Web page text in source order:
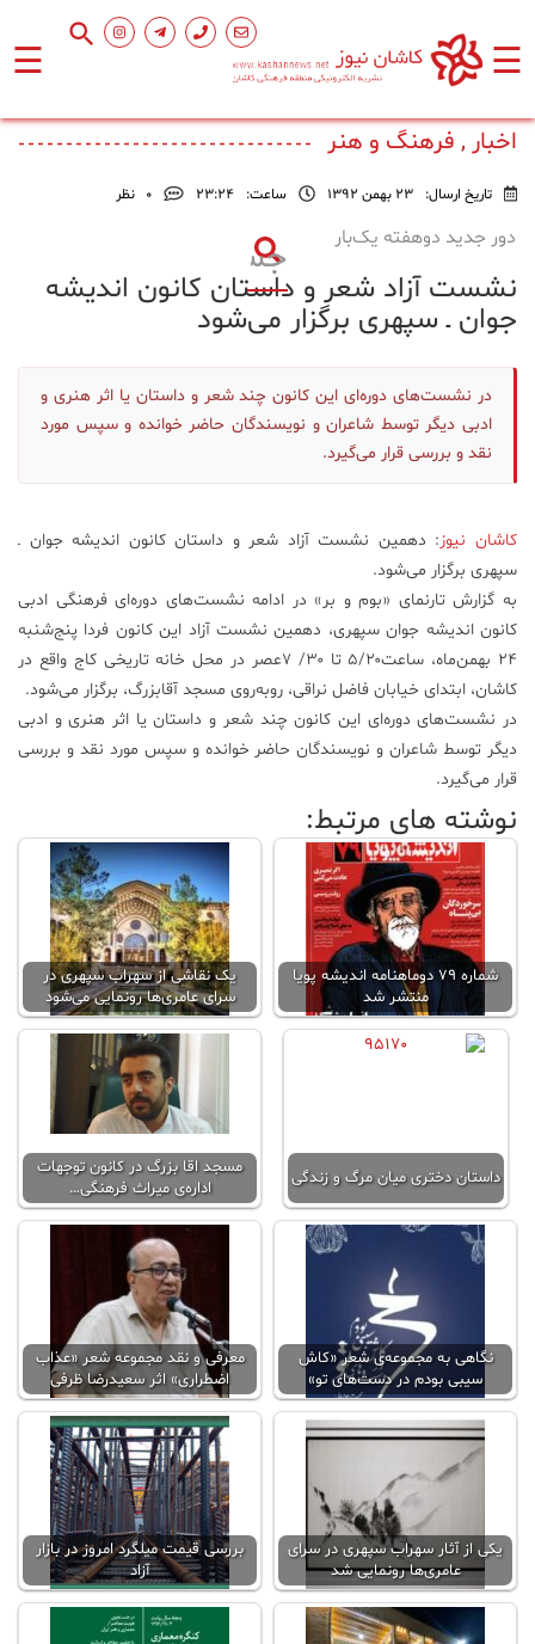
☰ ☰
اصلی
فرهنگ
هنر
ورزشی
محیط
علم
و
فناوری
عکس
پادکست
مجله
فرهنگی
هنری
اخبار , فرهنگ و هنر
تاریخ ارسال: 23 بهمن 1392 ساعت: ۲۳:۲۴ 0 نظر
دور جدید دوهفته یک‌بار
نشست آزاد شعر و داستان کانون اندیشه
جوان ـ سپهری برگزار می‌شود
در نشست‌های دوره‌ای این کانون چند شعر و داستان یا اثر هنری و
ادبی دیگر توسط شاعران و نویسندگان حاضر خوانده و سپس مورد
نقد و بررسی قرار می‌گیرد.
کاشان نیوز : دهمین نشست آزاد شعر و داستان کانون اندیشه جوان ـ
سپهری برگزار می‌شود.
به گزارش تارنمای «بوم و بر» در ادامه نشست‌های دوره‌ای فرهنگی ادبی
کانون اندیشه جوان سپهری، دهمین نشست آزاد این کانون فردا پنج‌شنبه
24 بهمن‌ماه، ساعت۵/۲۰ تا ۳۰/ ۷عصر در محل خانه تاریخی کاج واقع در
کاشان، ابتدای خیابان فاضل نراقی، روبه‌روی مسجد آقابزرگ، برگزار می‌شود.
در نشست‌های دوره‌ای این کانون چند شعر و داستان یا اثر هنری و ادبی
دیگر توسط شاعران و نویسندگان حاضر خوانده و سپس مورد نقد و بررسی
قرار می‌گیرد.
نوشته های مرتبط:
شماره ۷۹ دوماهنامه اندیشه پویا
منتشر شد
یک نقاشی از سهراب سپهری در
سرای عامری‌ها رونمایی می‌شود
داستان دختری میان مرگ و زندگی
مسجد اقا بزرگ در کانون توجهات
اداره‌ی میراث فرهنگی…
نگاهی به مجموعه‌ی شعر «کاش
سیبی بودم در دست‌های تو»
معرفی و نقد مجموعه شعر «عذاب
اضطراری» اثر سعیدرضا ظرفی
یکی از آثار سهراب سپهری در سرای
عامری‌ها رونمایی شد
بررسی قیمت میلگرد امروز در بازار
آزاد